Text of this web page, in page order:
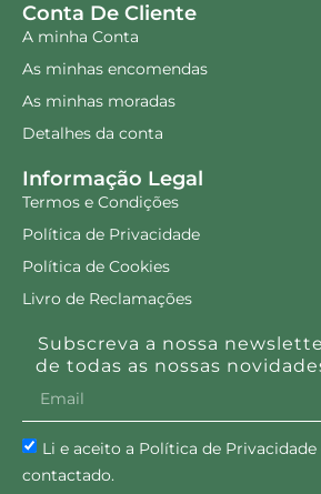
Conta De Cliente
A minha Conta
As minhas encomendas
As minhas moradas
Detalhes da conta
Informação Legal
Termos e Condições
Política de Privacidade
Política de Cookies
Livro de Reclamações
Subscreva a nossa
de todas as nossas
Li e aceito a Política de Privacidade
contactado.